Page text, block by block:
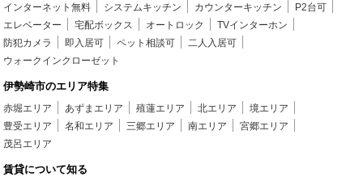
インターネット無料
システムキッチン カウンターキッチン
P2台可
エレベーター
宅配ボックス オートロック
TVインターホン
防犯カメラ
即入居可 ペット相談可
二人入居可
ウォークインクローゼット
伊勢崎市のエリア特集
赤堀エリア あずまエリア 殖蓮エリア 北エリア
境エリア
豊受エリア
名和エリア 三郷エリア 南エリア
宮郷エリア
茂呂エリア
賃貸について知る